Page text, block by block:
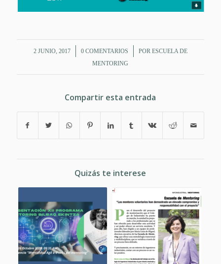
2 JUNIO, 2017
/ 0 COMENTARIOS
/ POR ESCUELA DE
MENTORING
Compartir esta entrada
Quizás te interese